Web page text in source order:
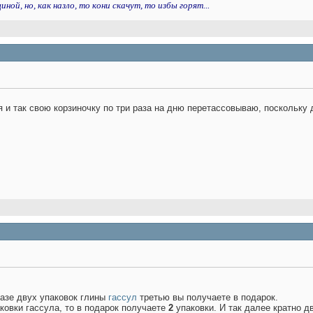
но, как назло, то кони скачут, то избы горят...
так свою корзиночку по три раза на дню перетассовываю, поскольку
двух упаковок глины гассул третью вы получаете в подарок.
гассула, то в подарок получаете 2 упаковки. И так далее кратно